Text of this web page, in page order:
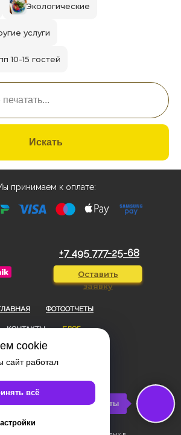
Контакты
Экологические
услуги
10-15 гостей
Искать
принимаем к оплате:
ФОТООТЧЕТЫ
+7 495 777-25-68
КОНТАКТЫ
Оставить
заявку
БЛОГ
cookie
сайт работал
всё